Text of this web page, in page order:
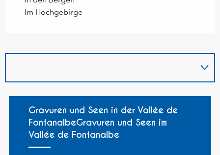
Im Hochgebirge
Gravuren und Seen in der Vallée de
FontanalbeGravuren und Seen im
Vallée de Fontanalbe